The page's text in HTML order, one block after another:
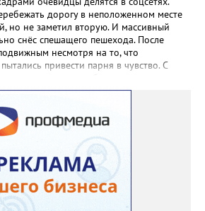
дорогу в неположенном месте
но не заметил вторую. И массивный
снёс спешащего пешехода. После
несмотря на то, что
привести парня в чувство. С